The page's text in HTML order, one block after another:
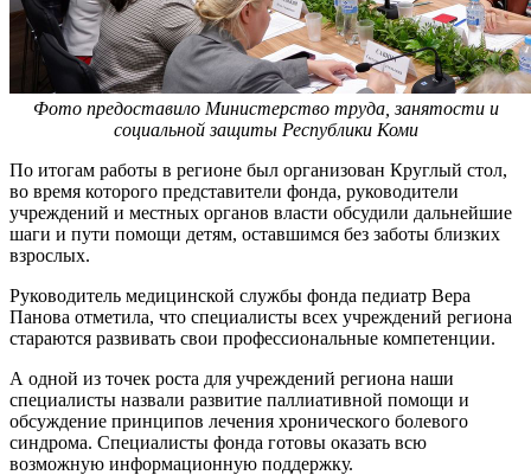
Фото предоставило Министерство труда, занятости и
социальной защиты Республики Коми
По итогам работы в регионе был организован Круглый стол,
во время которого представители фонда, руководители
учреждений и местных органов власти обсудили дальнейшие
шаги и пути помощи детям, оставшимся без заботы близких
взрослых.
Руководитель медицинской службы фонда педиатр Вера
Панова отметила, что специалисты всех учреждений региона
стараются развивать свои профессиональные компетенции.
А одной из точек роста для учреждений региона наши
специалисты назвали развитие паллиативной помощи и
обсуждение принципов лечения хронического болевого
синдрома. Специалисты фонда готовы оказать всю
возможную информационную поддержку.